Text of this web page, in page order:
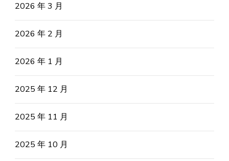
2026 年 3 月
2026 年 2 月
2026 年 1 月
2025 年 12 月
2025 年 11 月
2025 年 10 月